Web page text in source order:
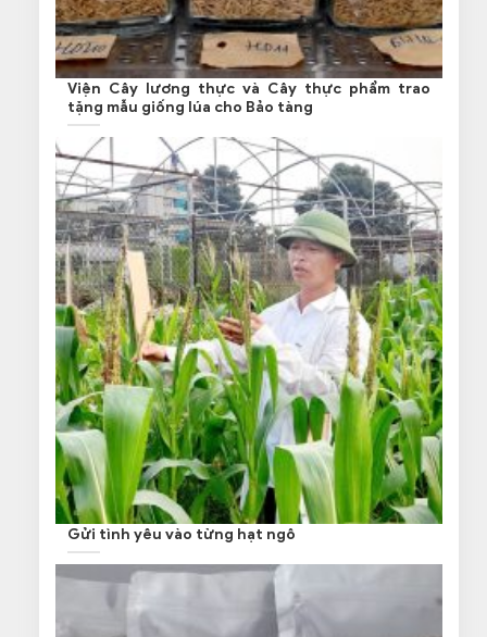
Viện Cây lương thực và Cây thực phẩm trao
tặng mẫu giống lúa cho Bảo tàng
Gửi tình yêu vào từng hạt ngô